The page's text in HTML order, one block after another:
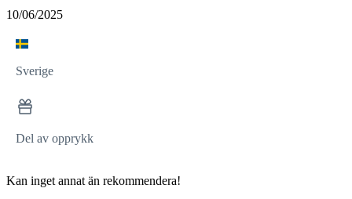
10/06/2025
Sverige
Del av opprykk
Kan inget annat än rekommendera!